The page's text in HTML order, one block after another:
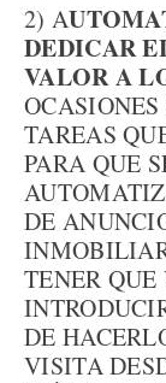
2) A
DEDICAR
VALOR A
TAREAS
PARA QUE
DE
TENER
DE
VISITA